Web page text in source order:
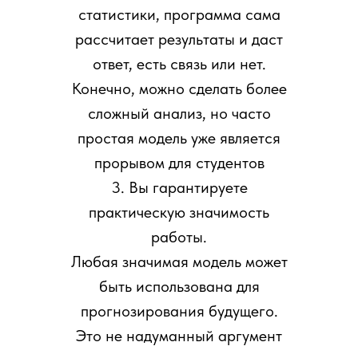
статистики, программа сама
рассчитает результаты и даст
ответ, есть связь или нет.
Конечно, можно сделать более
сложный анализ, но часто
простая модель уже является
прорывом для студентов
3. Вы гарантируете
практическую значимость
работы.
Любая значимая модель может
быть использована для
прогнозирования будущего.
Это не надуманный аргумент